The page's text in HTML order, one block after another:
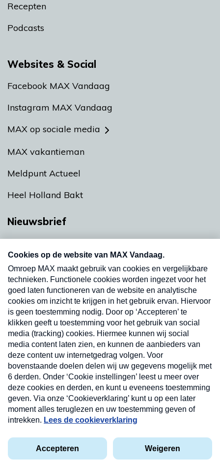
Recepten
Podcasts
Websites & Social
Facebook MAX Vandaag
Instagram MAX Vandaag
MAX op sociale media
MAX vakantieman
Meldpunt Actueel
Heel Holland Bakt
Nieuwsbrief
Neem hier een gratis abonnement op onze
nieuwsbrief. Elke vrijdag- en dinsdagochtend in
uw mailbox.
Verzend
Privacyverklaring
Cookieverklaring
Kwetsbaarheid melden
Nieuwsbrief
Neem hier een gratis abonnement op onze
nieuwsbrief. Elke vrijdag- en dinsdagochtend in uw